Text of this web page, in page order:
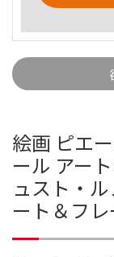
絵画 ピエ
ール アー
ュスト・
ート＆フ